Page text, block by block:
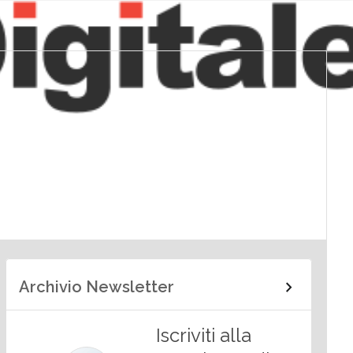
Archivio Newsletter
Iscriviti alla